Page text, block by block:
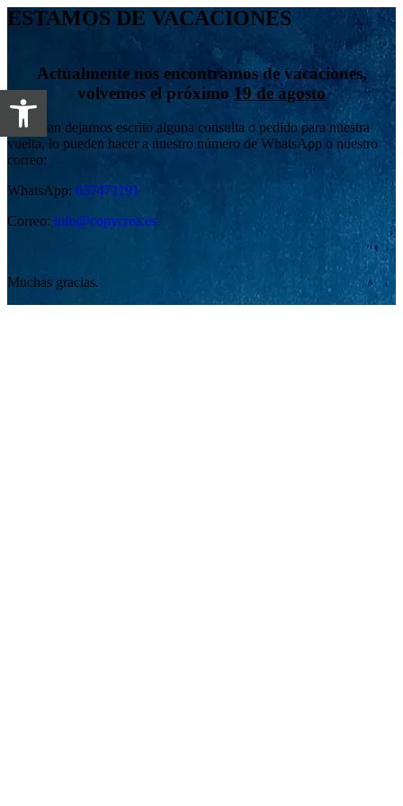
ESTAMOS DE VACACIONES
Actualmente nos encontramos de vacaciones,
volvemos el próximo 19 de agosto
Si desean dejarnos escrito alguna consulta o pedido para nuestra
vuelta, lo pueden hacer a nuestro número de WhatsApp o nuestro
correo:
WhatsApp: 637471191
Correo: info@copycrea.es
Muchas gracias.
Abrir barra de herramientas